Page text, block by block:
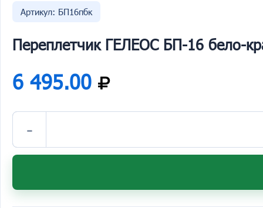
Артикул: БП16пбк
Переплетчик ГЕЛЕОС БП-16 бело-
6 495.00
-